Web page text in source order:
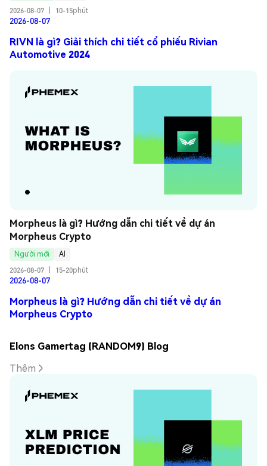
2026-08-07
10-15phút
2026-08-07
RIVN là gì? Giải thích chi tiết cổ phiếu Rivian
Automotive 2024
Morpheus là gì? Hướng dẫn chi tiết về dự án
Morpheus Crypto
Người mới
AI
2026-08-07
15-20phút
2026-08-07
Morpheus là gì? Hướng dẫn chi tiết về dự án
Morpheus Crypto
Elons Gamertag (RANDOM9) Blog
Thêm